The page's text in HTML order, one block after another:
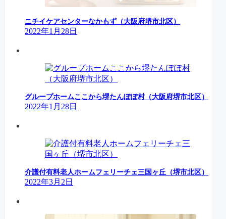
ニチイケアセンターなかもず（大阪府堺市北区）
2022年1月28日
グループホームここから堺たんぽぽ村（大阪府堺市北区）
2022年1月28日
介護付有料老人ホームフェリーチェ三国ヶ丘（堺市北区）
2022年3月2日